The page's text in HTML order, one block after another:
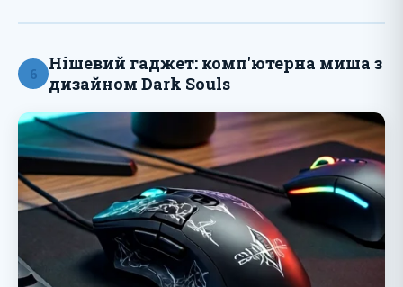
6
Нішевий гаджет: комп'ютерна миша з
дизайном Dark Souls